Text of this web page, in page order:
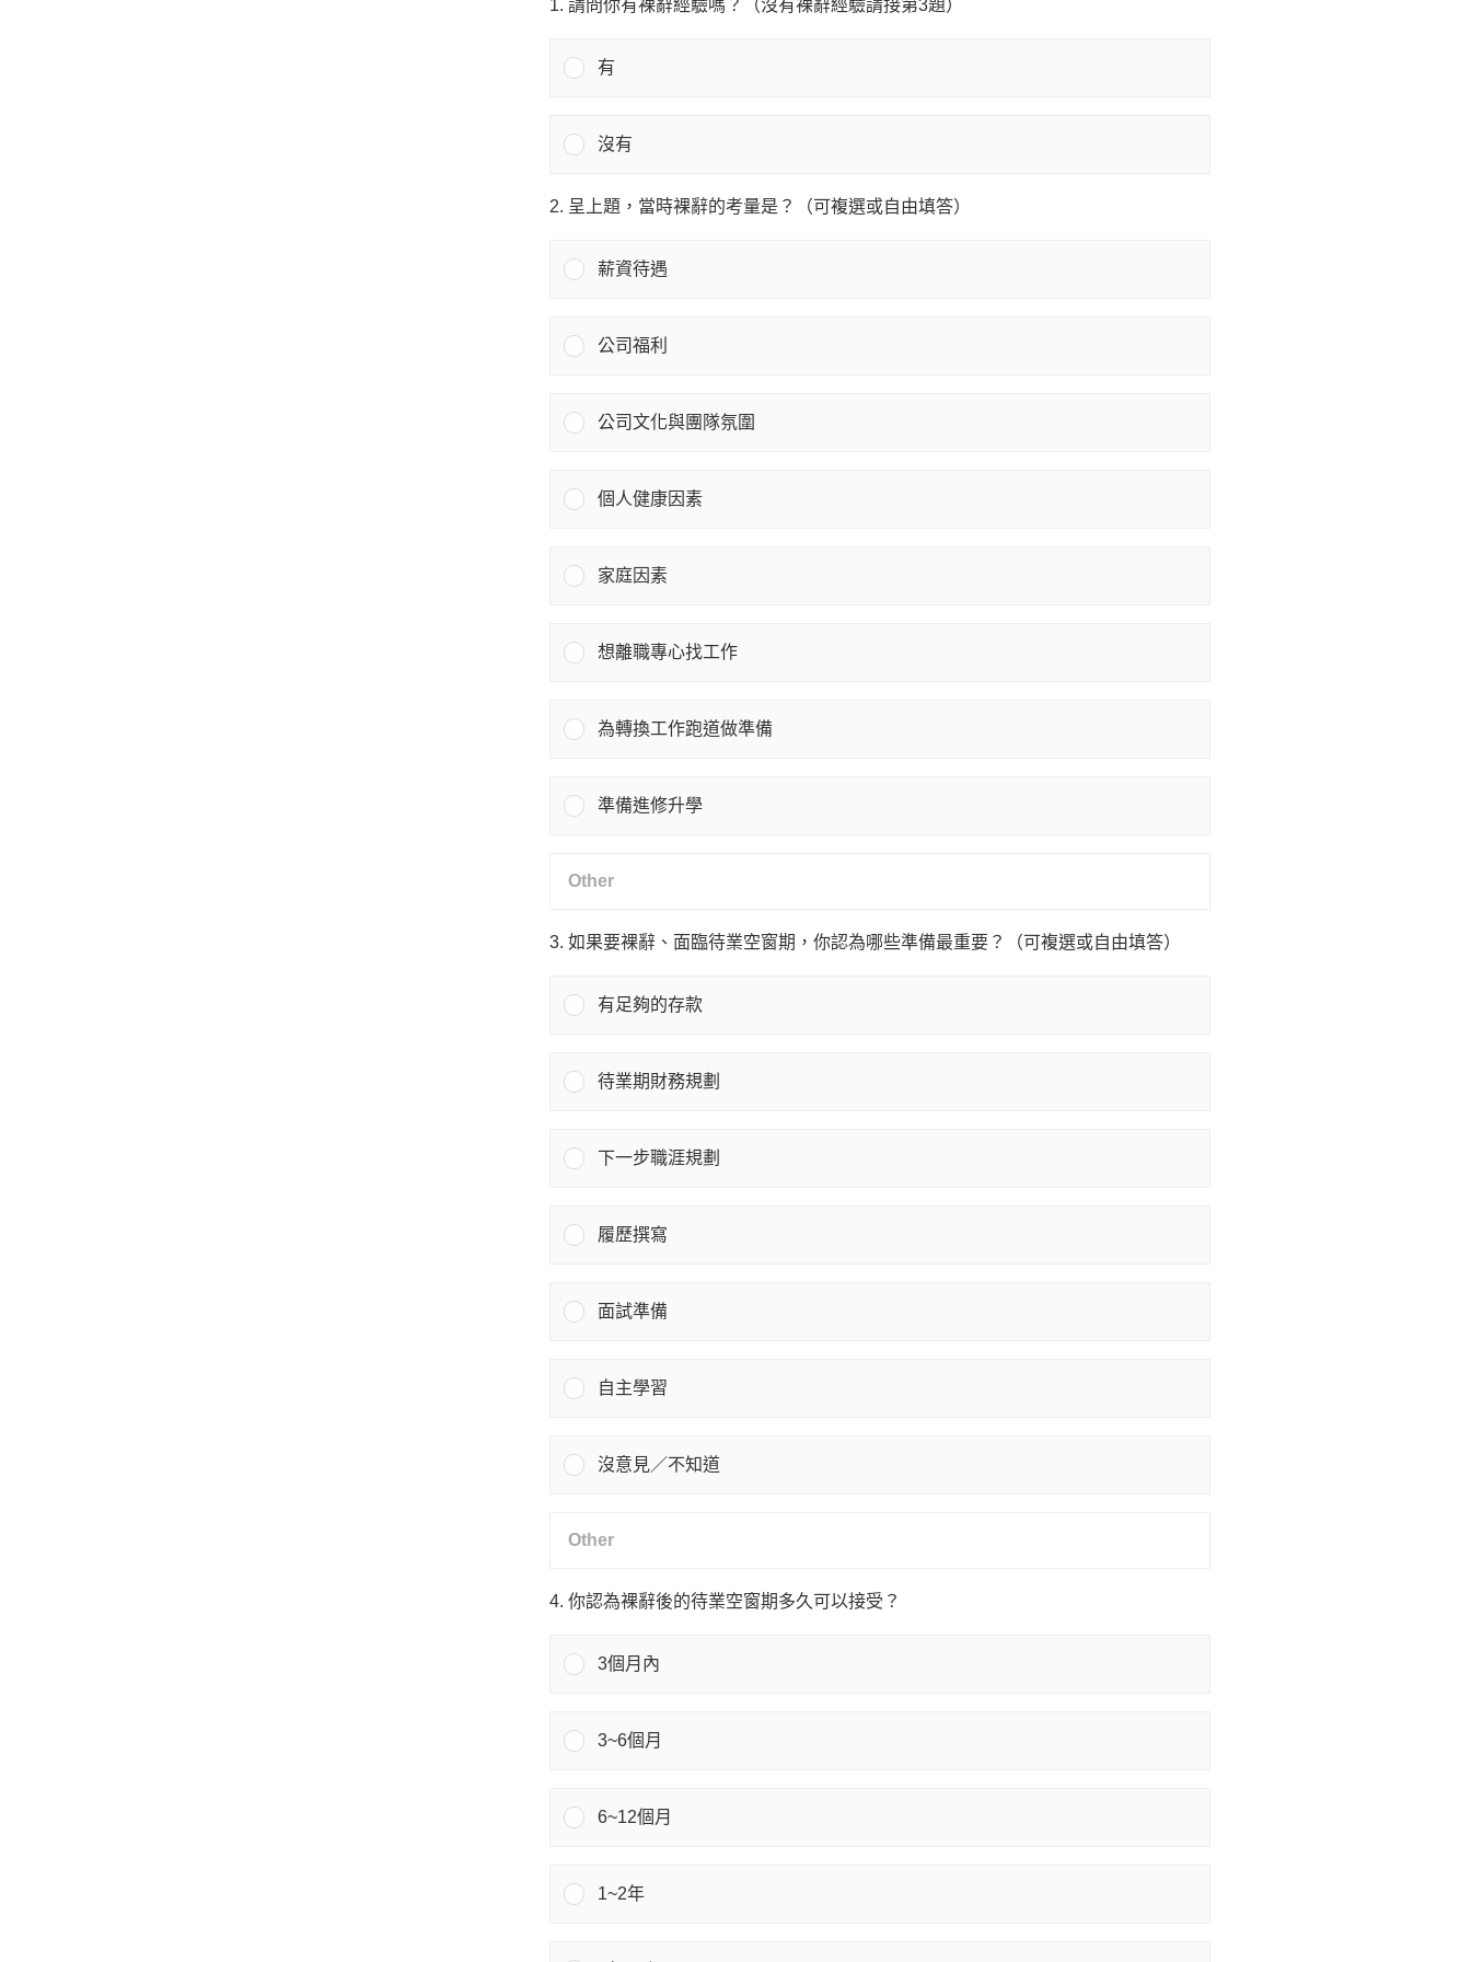
1. 請問你有裸辭經驗嗎？（沒有裸辭經驗請接第3題）
有
沒有
2. 呈上題，當時裸辭的考量是？（可複選或自由填答）
薪資待遇
公司福利
公司文化與團隊氛圍
個人健康因素
家庭因素
想離職專心找工作
為轉換工作跑道做準備
準備進修升學
3. 如果要裸辭、面臨待業空窗期，你認為哪些準備最重要？（可複選或自由填答）
有足夠的存款
待業期財務規劃
下一步職涯規劃
履歷撰寫
面試準備
自主學習
沒意見／不知道
4. 你認為裸辭後的待業空窗期多久可以接受？
3個月內
3~6個月
6~12個月
1~2年